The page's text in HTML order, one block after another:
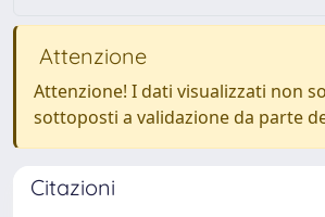
Attenzione
Attenzione! I dati visualizzati non
sottoposti a validazione da parte
Citazioni